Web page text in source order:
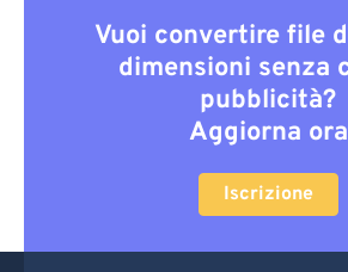
Vuoi convertire file
dimensioni senza
pubblicità?
Aggiorna ora
Iscrizione